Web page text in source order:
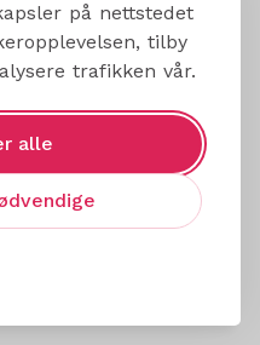
på nettstedet
tilby
trafikken vår.
alle